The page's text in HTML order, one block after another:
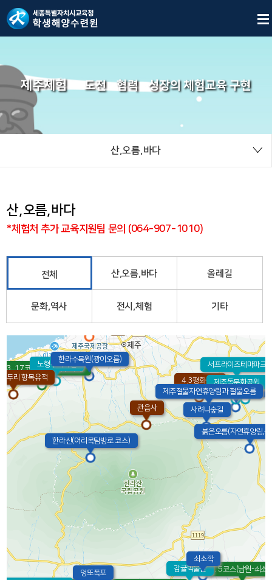
제주체험 도전 협력 성장의 체험교육 구현
산,오름,바다
산,오름,바다
*체험처 추가 교육지원팀 문의 (064-907-1010)
전체 산,오름,바다 올레길
문화,역사 전시,체험 기타
4.3평화공원
7. 5코스(남원-쇠소
23. 17코스(광령-제주시내)
감귤박물관
관음사
교래자연휴양림
노형수퍼마켙
붉은오름(자연휴양림,
사려니숲길
서프라이즈테마파크
쇠소깍
엉또폭포
에코랜드
제주돌문화공원
제주절물자연휴양림과 절물오름
두리 항목유적
한라산(어리목탐방로 코스)
한라수목원(광이오름)